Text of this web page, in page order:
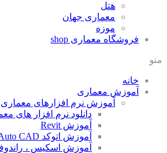
هتل
معماری جهان
موزه
فروشگاه معماری shop
منو
خانه
آموزش معماری
آموزش نرم افزارهای معماری
دانلود نرم افزار های
آموزش Revit
آموزش اتوکد Auto CAD
آموزش اسکیس ،